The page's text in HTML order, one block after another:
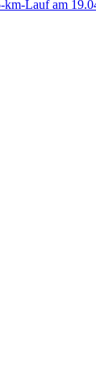
km-Lauf am